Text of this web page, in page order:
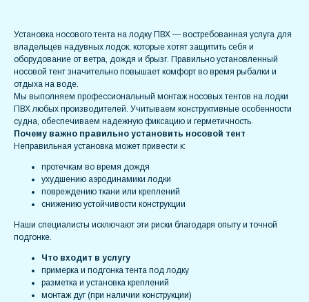
Установка носового тента на лодку ПВХ — востребованная услуга для
владельцев надувных лодок, которые хотят защитить себя и
оборудование от ветра, дождя и брызг. Правильно установленный
носовой тент значительно повышает комфорт во время рыбалки и
отдыха на воде.
Мы выполняем профессиональный монтаж носовых тентов на лодки
ПВХ любых производителей. Учитываем конструктивные особенности
судна, обеспечиваем надежную фиксацию и герметичность.
Почему важно правильно установить носовой тент
Неправильная установка может привести к:
протечкам во время дождя
ухудшению аэродинамики лодки
повреждению ткани или креплений
снижению устойчивости конструкции
Наши специалисты исключают эти риски благодаря опыту и точной
подгонке.
Что входит в услугу
примерка и подгонка тента под лодку
разметка и установка креплений
монтаж дуг (при наличии конструкции)